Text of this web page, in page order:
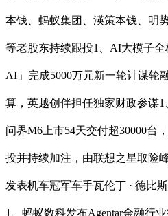
本钱、蚂蚁集团、渶策本钱、明
等老股东持续跟投1、AI大模子
AI」完成5000万元新一轮计谋轮
算，英越创伴担任独家财政参谋
问界M6上市54天交付超30000台
投并持续加注，由联想之星取险
发表机车冠军车手瓦伦丁 · 德比
1、蚂蚁数科发布Agentar金融行